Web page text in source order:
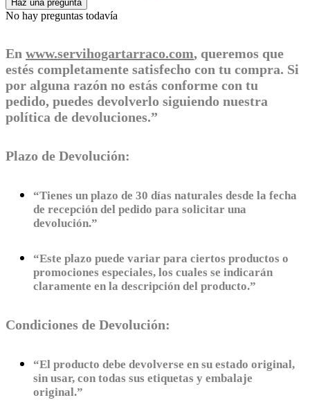
Haz una pregunta
No hay preguntas todavía
En www.servihogartarraco.com, queremos que
estés completamente satisfecho con tu compra. Si
por alguna razón no estás conforme con tu
pedido, puedes devolverlo siguiendo nuestra
política de devoluciones.”
Plazo de Devolución:
“Tienes un plazo de 30 días naturales desde la fecha
de recepción del pedido para solicitar una
devolución.”
“Este plazo puede variar para ciertos productos o
promociones especiales, los cuales se indicarán
claramente en la descripción del producto.”
Condiciones de Devolución:
“El producto debe devolverse en su estado original,
sin usar, con todas sus etiquetas y embalaje
original.”